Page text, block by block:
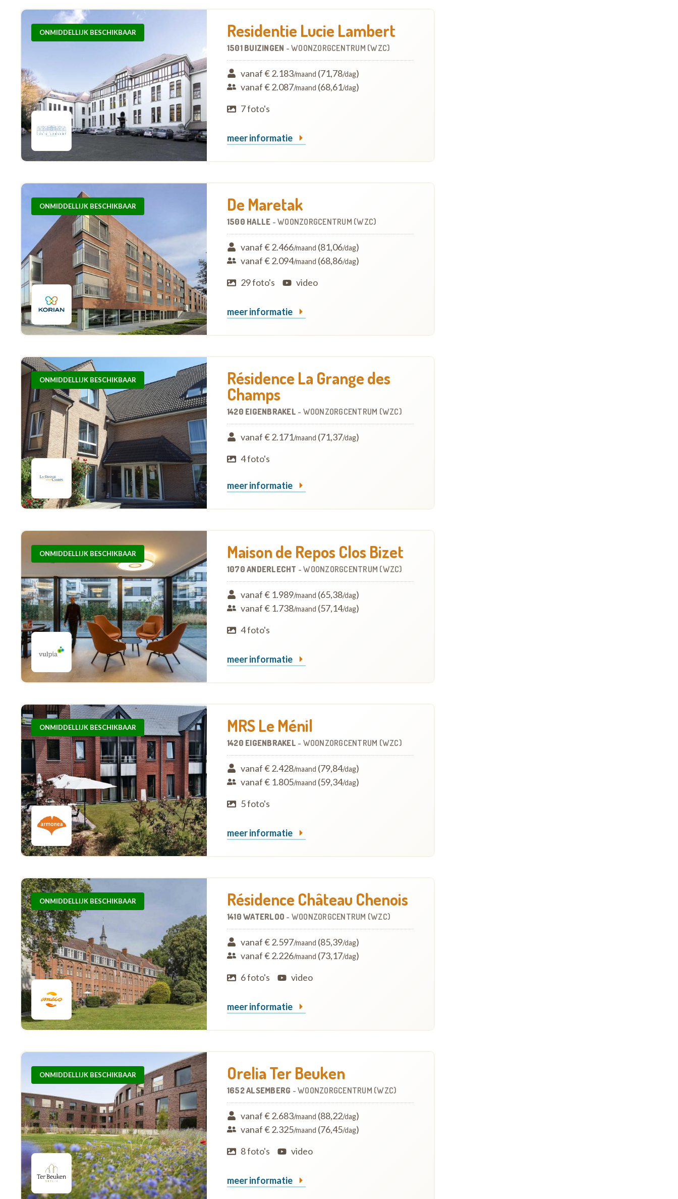
ONMIDDELLIJK BESCHIKBAAR Residentie Lucie Lambert
1501 BUIZINGEN -WOONZORGCENTRUM (WZC)
vanaf € 2.183/maand (71,78/dag)
vanaf € 2.087/maand (68,61/dag)
7 foto's
meer informatie
ONMIDDELLIJK BESCHIKBAAR De Maretak
1500 HALLE -WOONZORGCENTRUM (WZC)
vanaf € 2.466/maand (81,06/dag)
vanaf € 2.094/maand (68,86/dag)
29 foto's
video
meer informatie
ONMIDDELLIJK BESCHIKBAAR Résidence La Grange des
Champs
1420 EIGENBRAKEL - WOONZORGCENTRUM (WZC)
vanaf € 2.171/maand (71,37/dag)
4 foto's
meer informatie
ONMIDDELLIJK BESCHIKBAAR Maison de Repos Clos Bizet
1070 ANDERLECHT -WOONZORGCENTRUM (WZC)
vanaf € 1.989/maand (65,38/dag)
vanaf € 1.738/maand (57,14/dag)
4 foto's
meer informatie
ONMIDDELLIJK BESCHIKBAAR MRS Le Ménil
1420 EIGENBRAKEL - WOONZORGCENTRUM (WZC)
vanaf € 2.428/maand (79,84/dag)
vanaf € 1.805/maand (59,34/dag)
5 foto's
meer informatie
ONMIDDELLIJK BESCHIKBAAR Résidence Château Chenois
1410 WATERLOO - WOONZORGCENTRUM (WZC)
vanaf € 2.597/maand (85,39/dag)
vanaf € 2.226/maand (73,17/dag)
6 foto's
video
meer informatie
ONMIDDELLIJK BESCHIKBAAR Orelia Ter Beuken
1652 ALSEMBERG -WOONZORGCENTRUM (WZC)
vanaf € 2.683/maand (88,22/dag)
vanaf € 2.325/maand (76,45/dag)
8 foto's
video
meer informatie